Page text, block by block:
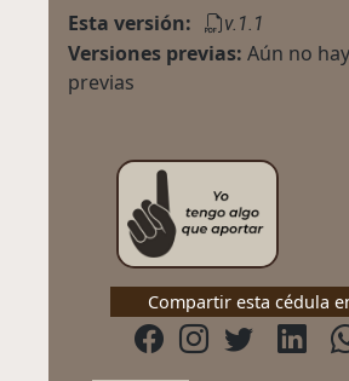
Esta versión: v.1.1
Versiones previas: Aún no
previas
Compartir esta cédula